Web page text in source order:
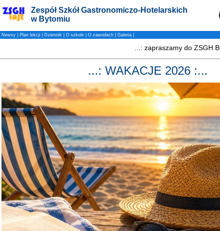
Zespół Szkół Gastronomiczo-Hotelarskich
w Bytomiu
Newsy Plan lekcji Dziennik O szkole O zawodach Galeria
...: WAKACJE 2026 :...